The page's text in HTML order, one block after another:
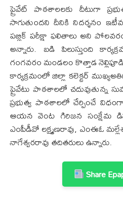
ప్రైవేట్ పాఠశాలలకు దీటుగా
సాగుతుందని దీనికి నిదర్శనం
పబ్లిక్ పరీక్షా ఫలితాలు అని
అన్నారు. బడి పిలుస్తుంది
గంగవరం మండలం కొత్తాడ నెల్లిపూడి
కార్యక్రమంలో జిల్లా కలెక్టర్
ప్రైవేటు పాఠశాలలో చదువుతున్న
ప్రభుత్వ పాఠశాలలో చేర్పించే విధంగా
ఆయన వెంట గిరిజన సంక్షేమ
ఎంపీడీవో లక్ష్మణరావు, ఎంఈఓ
నాగేశ్వరరావు తదితరులు ఉన్నారు.
Share